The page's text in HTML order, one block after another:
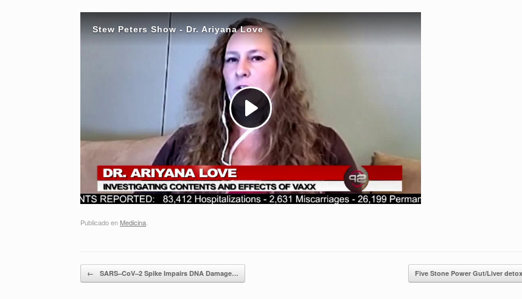
Publicado en Medicina
Navegador de artículos
← SARS–CoV–2 Spike Impairs DNA Damage… Five Stone Power Gut/Liver